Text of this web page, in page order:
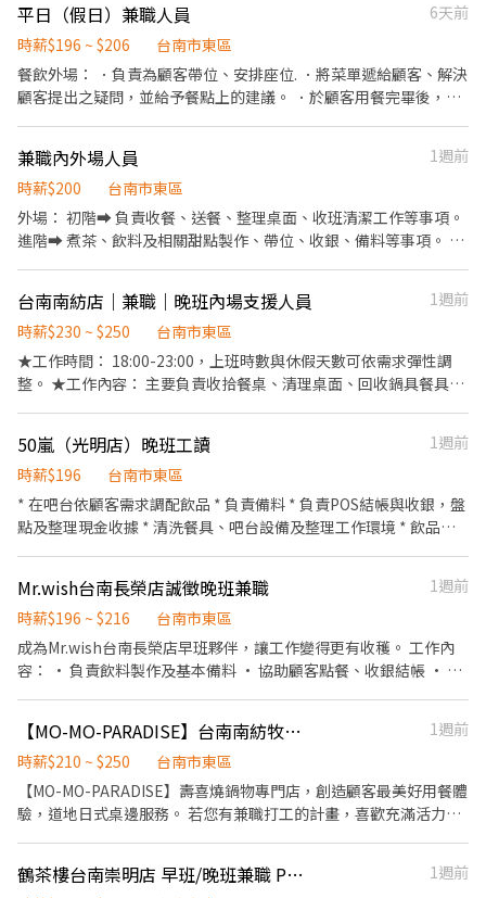
餐點、交通便利通勤上班很方便。 ✅歡迎無餐飲工作經驗、對餐飲
業有熱忱的您，加入三澧餐飲集團。 -------------------------------
------------------------------------------- 『加入三澧 成為家人』
共同創造無限可能。 1998年於台灣成立-日商三澧餐飲集團 HUMAX
ASIA，屬於日本Wondertable餐飲集團在台分公司。 深耕台灣多年
的日本與義大利美食連鎖品牌，旗下六大連鎖餐飲品牌包含， ★義
式料理餐廳：BELLINI CAFFÈ、BELLINI Pasta Pasta、MOLINO手
羅專門店：天吉屋、吉天麩羅 全台直營店鋪皆位於各大百貨商場，
並持續穩定發展中。 -----------------------------------------------
--------------------------- 【應徵須知】 ①詳閱工作內容後，請審
慎提出應徵申請。 ②履歷初審合適者，將邀請實體面談，初審資格
不符者則不另行通知。 ③錄取的實際任用職稱及薪資，依面談結果
與經驗核定職級。
後可直接攜帶履歷親洽
平日（假日）兼職人員
6天前
時薪$196 ~ $206
台南市東區
餐飲外場： ．負責為顧客帶位、安排座位. ．將菜單遞給顧客、解決
顧客提出之疑問，並給予餐點上的建議。 ．於顧客用餐完畢後，負
具。 ．準備不同餐點所需要的食材。 ．協助測量食材的容量與重
量。 ．負責擺盤、打包外帶服務。
兼職內外場人員
1週前
時薪$200
台南市東區
外場： 初階➡️ 負責收餐、送餐、整理桌面、收班清潔工作等事項。
進階➡️ 煮茶、飲料及相關甜點製作、帶位、收銀、備料等事項。 福
習內場工作項目。（有經驗者佳） 進階➡️製作相關餐點、負責炸物
台、爐台出餐、備料等事項。 福利➡️ 彈性排班、享有員工餐半價、
無經驗可、不定期聚餐 有心肯學者、二度就業著、另找兼職著歡迎
👏
台南南紡店｜兼職｜晚班內場支援人員
1週前
時薪$230 ~ $250
台南市東區
★工作時間： 18:00-23:00，上班時數與休假天數可依需求彈性調
整。 ★工作內容： 主要負責收拾餐桌、清理桌面、回收鍋具餐具，
錄取後須提供餐飲從業人員體檢報告。 具有向心力與責任感，態度
親切積極， 能吃苦耐勞，勇於挑戰。 ★薪資福利： 時薪230-250
元，全日免費供膳、員工折扣、春節團圓假、春酒、定期健康檢
查。
50嵐（光明店）晚班工讀
1週前
時薪$196
台南市東區
* 在吧台依顧客需求調配飲品 * 負責備料 * 負責POS結帳與收銀，盤
點及整理現金收據 * 清洗餐具、吧台設備及整理工作環境 * 飲品販
Mr.wish台南長榮店誠徵晚班兼職
1週前
時薪$196 ~ $216
台南市東區
成為Mr.wish台南長榮店早班夥伴，讓工作變得更有收穫。 工作內
容： • 負責飲料製作及基本備料 • 協助顧客點餐、收銀結帳 • 維
歡迎你的加入，和我們一起成長。
【MO-MO-PARADISE】台南南紡牧場-內場兼職(早班,中班,晚班)C17
1週前
時薪$210 ~ $250
台南市東區
【MO-MO-PARADISE】壽喜燒鍋物專門店，創造顧客最美好用餐體
驗，道地日式桌邊服務。 若您有兼職打工的計畫，喜歡充滿活力的
開店前準備及閉店整理作業 4. 洗滌與環境清潔 5. 完成主管交付工作
鶴茶樓台南崇明店 早班/晚班兼職 PT工讀人員
1週前